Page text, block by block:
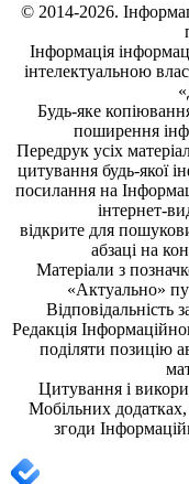
© 2014-2026.
Інформація
інтелектуальною
Будь-яке
поширення
Передрук усіх
цитування будь-якої
посилання на
інтернет-
відкрите для
абзаці на
Матеріали з
«Актуально»
Відповідальність
Редакція
поділяти позицію
Цитування і
Мобільних
згоди